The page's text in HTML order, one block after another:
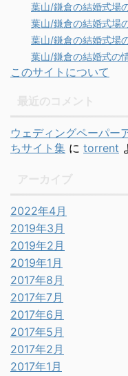
葉山/鎌倉の結婚式場
葉山/鎌倉の結婚式場
葉山/鎌倉の結婚式場
葉山/鎌倉の結婚式の
このサイトについて
ウェディングペーパー
ちサイト集 に torrent
2022年4月
2019年3月
2019年2月
2019年1月
2017年8月
2017年7月
2017年6月
2017年5月
2017年2月
2017年1月